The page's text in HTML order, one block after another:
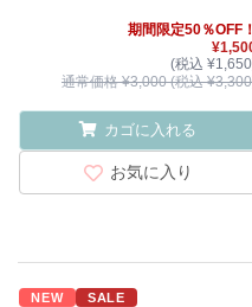
期間限定50％OFF！
(税込
通常価格 ¥3,000 (税込
カゴに入れる
お気に入り
NEW SALE